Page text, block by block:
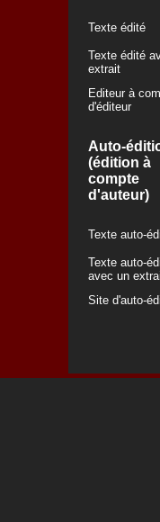
Texte édité
Texte édité
extrait
Editeur à
d'éditeur
Auto-
(édition à
compte
d'auteur)
Texte auto-
Texte auto-
avec un
Site d'auto-